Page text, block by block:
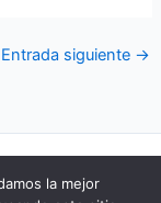
Entrada siguiente →
la mejor